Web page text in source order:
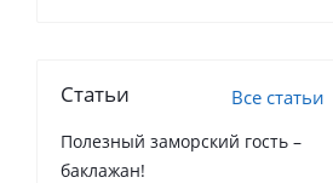
Статьи Все статьи
Полезный заморский гость –
баклажан!